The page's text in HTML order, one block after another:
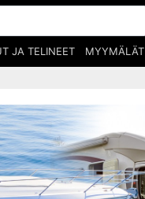
JA TELINEET MYYMÄLÄT